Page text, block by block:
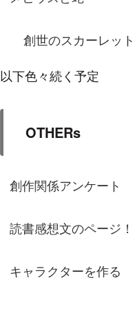
創世のスカーレット
以下色々続く予定
OTHERs
創作関係アンケート
読書感想文のページ！
キャラクターを作る